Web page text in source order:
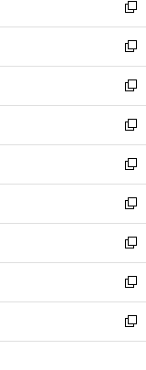
ィ
ン
ド
ウ
で
開
く
い
ウ
ィ
ン
ド
ウ
で
開
く
新
し
い
ウ
ィ
ン
ド
ウ
で
開
く
新
し
い
ウ
ィ
ン
ド
ウ
で
開
く
新
し
い
ウ
ィ
ン
ド
ウ
で
開
く
新
し
い
ウ
ィ
ン
ド
ウ
で
開
く
新
し
い
ウ
ィ
ン
ド
ウ
で
開
新
し
い
ウ
ィ
ン
ド
ウ
新
し
い
ウ
ィ
ン
新
し
い
ウ
新
し